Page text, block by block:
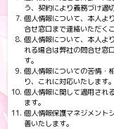
う、契約により義務づけ適
個人情報について、本人よ
合せ窓口まで連絡いただく
個人情報について、本人よ
れる場合は弊社の問合せ窓
す。
個人情報についての苦情・
り、これに対応いたします。
個人情報に関して適用され
ます。
個人情報保護マネジメント
善いたします。